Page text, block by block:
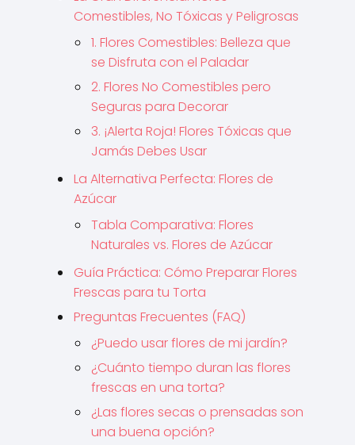
Comestibles, No Tóxicas y Peligrosas
1. Flores Comestibles: Belleza que
se Disfruta con el Paladar
2. Flores No Comestibles pero
Seguras para Decorar
3. ¡Alerta Roja! Flores Tóxicas que
Jamás Debes Usar
La Alternativa Perfecta: Flores de
Azúcar
Tabla Comparativa: Flores
Naturales vs. Flores de Azúcar
Guía Práctica: Cómo Preparar Flores
Frescas para tu Torta
Preguntas Frecuentes (FAQ)
¿Puedo usar flores de mi jardín?
¿Cuánto tiempo duran las flores
frescas en una torta?
¿Las flores secas o prensadas son
una buena opción?